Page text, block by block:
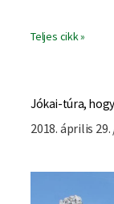
Teljes cikk »
Jókai-túra,
2018. április